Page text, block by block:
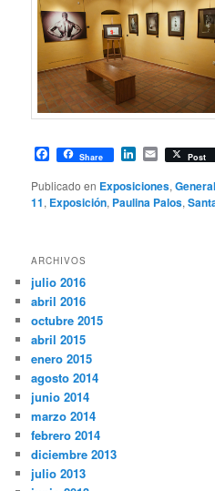
Facebook
Share LinkedIn
EmailPost
Publicado en Exposiciones,General
11, Exposición, Paulina Palos,
ARCHIVOS
julio 2016
abril 2016
octubre 2015
abril 2015
enero 2015
agosto 2014
junio 2014
marzo 2014
febrero 2014
diciembre 2013
julio 2013